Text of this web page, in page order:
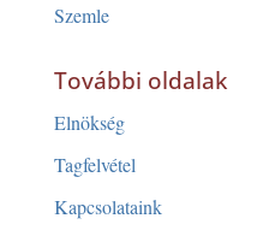
Szemle
További oldalak
Elnökség
Tagfelvétel
Kapcsolataink